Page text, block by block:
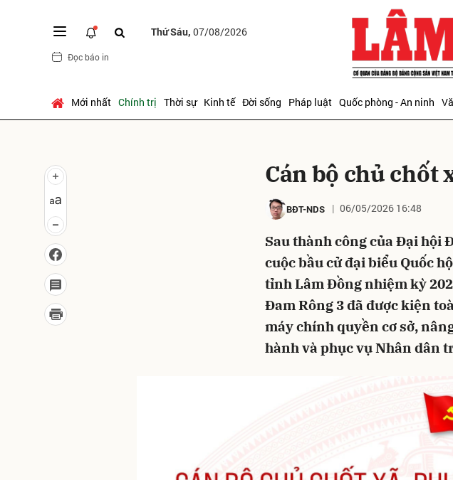
Thứ Sáu, 07/08/2026
Đọc báo in
Mới nhất Chính trị Thời sự Kinh tế Đời sống Pháp luật Quốc phòng - An ninh
Cán bộ chủ chốt
BĐT-NDS 06/05/2026 16:48
Sau thành công của Đại hội
cuộc bầu cử đại biểu Quốc
tỉnh Lâm Đồng nhiệm kỳ
Đam Rông 3 đã được kiện
máy chính quyền cơ sở,
hành và phục vụ Nhân dân
Gửi bình luận